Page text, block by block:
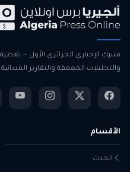
منبرك الإخباري الجزائري الأول —
والتحليلات المعمقة والتقارير
الأقسام
الحدث